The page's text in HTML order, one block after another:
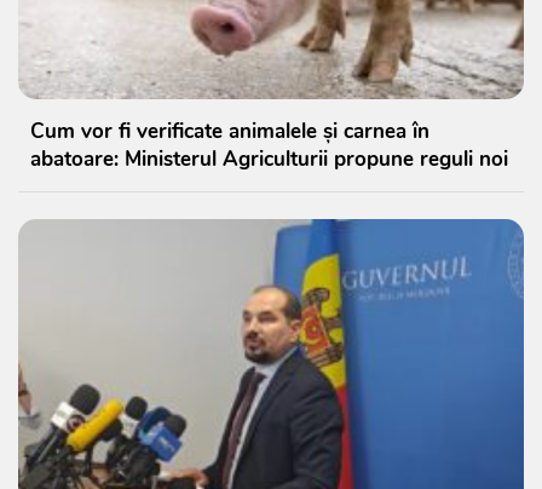
Cum vor fi verificate animalele și carnea în
abatoare: Ministerul Agriculturii propune reguli noi